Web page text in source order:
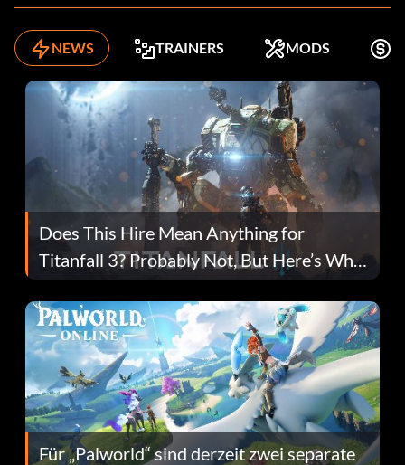
NEWS TRAINERS MODS
Does This Hire Mean Anything for
Titanfall 3? Probably Not, But Here’s Why
Fans Are Hopeful
Für „Palworld“ sind derzeit zwei separate